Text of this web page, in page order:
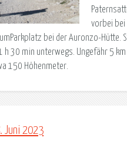
vorbei bei
bei der Auronzo-Hütte.
h 30 min unterwegs. Ungefähr 5 km
150 Höhenmeter.
Juni 2023